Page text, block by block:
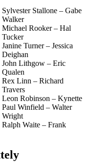
Sylvester Stallone – Gabe
Walker
Michael Rooker – Hal
Tucker
Janine Turner – Jessica
Deighan
John Lithgow – Eric
Qualen
Rex Linn – Richard
Travers
Leon Robinson – Kynette
Paul Winfield – Walter
Wright
Ralph Waite – Frank